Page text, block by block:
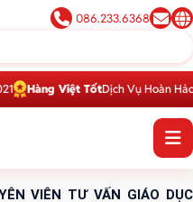
086.233.6368
Việt TốtDịch Vụ Hoàn Hảo 2016
VIÊN TƯ VẤN GIÁO DỤC